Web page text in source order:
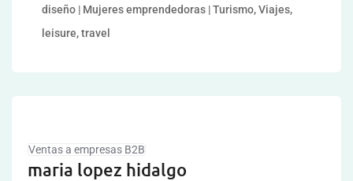
diseño | Mujeres emprendedoras | Turismo, Viajes,
leisure, travel
Ventas a empresas B2B
maria lopez hidalgo